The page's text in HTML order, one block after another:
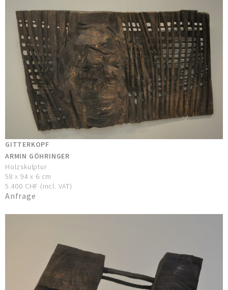
GITTERKOPF
ARMIN GÖHRINGER
Holzskulptur
58 x 94 x 6 cm
5.400 CHF (incl. VAT)
Anfrage